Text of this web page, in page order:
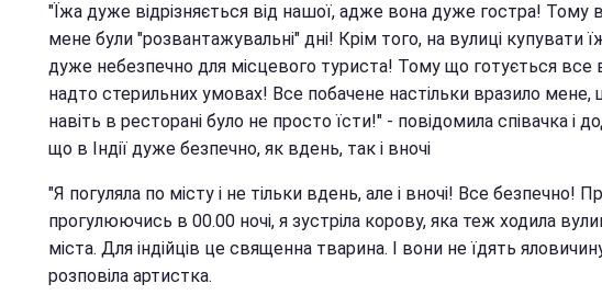
"Їжа дуже відрізняється від нашої, адже вона дуже гостра! Тому в
мене були "розвантажувальні" дні! Крім того, на вулиці купувати
дуже небезпечно для місцевого туриста! Тому що готується все
надто стерильних умовах! Все побачене настільки вразило мене,
навіть в ресторані було не просто їсти!" - повідомила співачка і
що в Індії дуже безпечно, як вдень, так і вночі
"Я погуляла по місту і не тільки вдень, але і вночі! Все безпечно!
прогулюючись в 00.00 ночі, я зустріла корову, яка теж ходила
міста. Для індійців це священна тварина. І вони не їдять
розповіла артистка.